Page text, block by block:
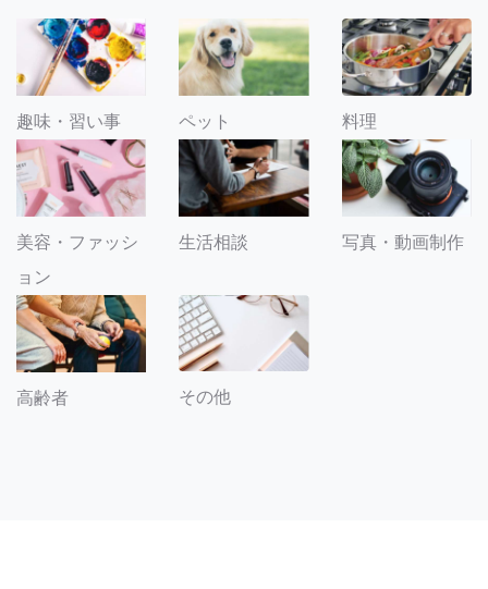
趣味・習い事 ペット 料理
美容・ファッシ
ョン
生活相談 写真・動画制作
高齢者 その他